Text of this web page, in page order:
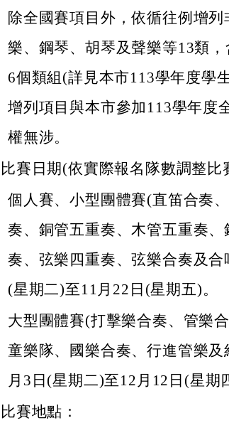
除全國賽項目外，依循往例增
樂、鋼琴、胡琴及聲樂等13類
6個類組(詳見本市113學年度學
增列項目與本市參加113學年度
權無涉。
比賽日期(依實際報名隊數調整比
個人賽、小型團體賽(直笛合奏
奏、銅管五重奏、木管五重奏
奏、弦樂四重奏、弦樂合奏及合
(星期二)至11月22日(星期五)。
大型團體賽(打擊樂合奏、管樂
童樂隊、國樂合奏、行進管樂
月3日(星期二)至12月12日(星期
比賽地點：